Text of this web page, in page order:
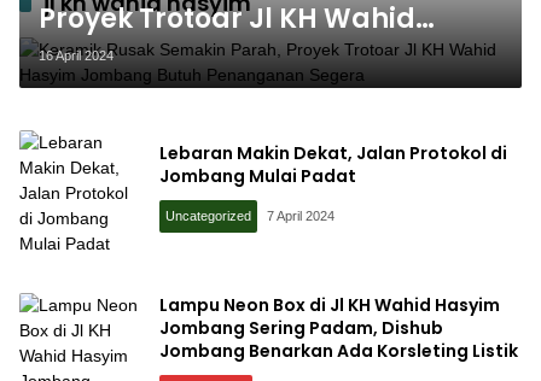
Proyek Trotoar Jl KH Wahid
Hasyim Jombang Butuh
Penanganan Segera
16 April 2024
Lebaran Makin Dekat, Jalan Protokol di
Jombang Mulai Padat
Uncategorized 7 April 2024
Lampu Neon Box di Jl KH Wahid Hasyim
Jombang Sering Padam, Dishub
Jombang Benarkan Ada Korsleting Listik